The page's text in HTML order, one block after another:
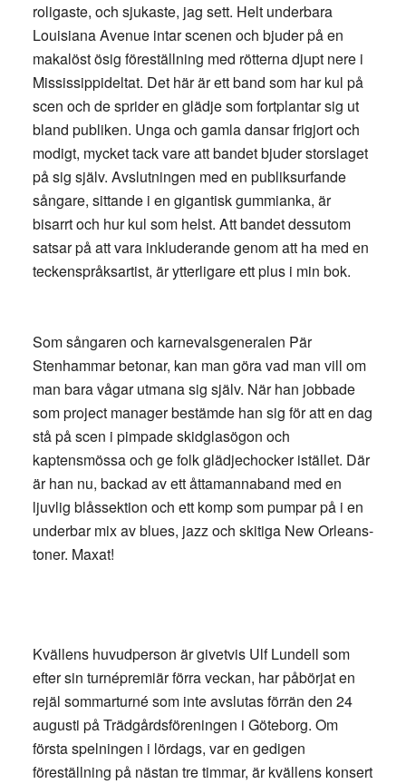
roligaste, och sjukaste, jag sett. Helt underbara
Louisiana Avenue intar scenen och bjuder på en
makalöst ösig föreställning med rötterna djupt nere i
Mississippideltat. Det här är ett band som har kul på
scen och de sprider en glädje som fortplantar sig ut
bland publiken. Unga och gamla dansar frigjort och
modigt, mycket tack vare att bandet bjuder storslaget
på sig själv. Avslutningen med en publiksurfande
sångare, sittande i en gigantisk gummianka, är
bisarrt och hur kul som helst. Att bandet dessutom
satsar på att vara inkluderande genom att ha med en
teckenspråksartist, är ytterligare ett plus i min bok.
Som sångaren och karnevalsgeneralen Pär
Stenhammar betonar, kan man göra vad man vill om
man bara vågar utmana sig själv. När han jobbade
som project manager bestämde han sig för att en dag
stå på scen i pimpade skidglasögon och
kaptensmössa och ge folk glädjechocker istället. Där
är han nu, backad av ett åttamannaband med en
ljuvlig blåssektion och ett komp som pumpar på i en
underbar mix av blues, jazz och skitiga New Orleans-
toner. Maxat!
Kvällens huvudperson är givetvis Ulf Lundell som
efter sin turnépremiär förra veckan, har påbörjat en
rejäl sommarturné som inte avslutas förrän den 24
augusti på Trädgårdsföreningen i Göteborg. Om
första spelningen i lördags, var en gedigen
föreställning på nästan tre timmar, är kvällens konsert